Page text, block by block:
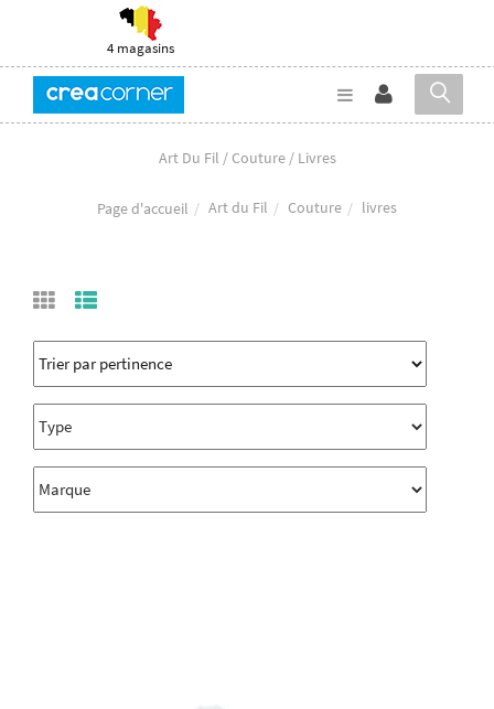
4 magasins
Art Du Fil / Couture / Livres
Page d'accueil Art du Fil Couture livres